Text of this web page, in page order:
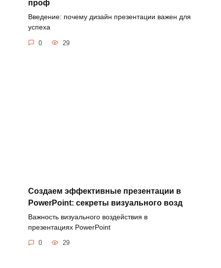
проф
Введение: почему дизайн презентации важен для
успеха
0 29
Создаем эффективные презентации в
PowerPoint: секреты визуального возд
Важность визуального воздействия в
презентациях PowerPoint
0 29